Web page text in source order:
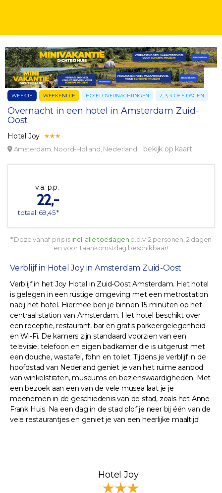
WEEKJE WEEKENDJE HOTELOVERNACHTINGEN 2, 3, 4 OF 5 DAGEN
Overnacht in een hotel in Amsterdam Zuid-
Oost
Hotel Joy
Amsterdam, Noord-Holland, Nederland bekijk op kaart
v.a. p.p.
22,-
totaal: 69,45 *
* Deze vanaf-prijs isincl. alle toeslagen o.b.v. 2 personen, 2 dagen
en voor 1 aankomstdag beschikbaar!
Verblijf in Hotel Joy in Amsterdam Zuid-Oost
Verblijf in het Joy Hotel in Zuid-Oost Amsterdam. Het hotel
is gelegen in een rustige omgeving met een metrostation
nabij het hotel. Hiermee ben je binnen 15 minuten op het
centraal station van Amsterdam. Het hotel beschikt over
een receptie, restaurant, bar en gratis parkeergelegenheid
en Wi-Fi. De kamers zijn standaard voorzien van een
televisie, telefoon en eigen badkamer die is uitgerust met
een douche, wastafel, föhn en toilet. Tijdens je verblijf in de
hoofdstad van Nederland geniet je van het ruime aanbod
van winkelstraten, museums en bezienswaardigheden. Met
een bezoek aan een van de vele musea laat je je
meenemen in de geschiedenis van de stad, zoals het Anne
Frank Huis. Na een dag in de stad plof je neer bij één van de
vele restaurantjes en geniet je van een heerlijke maaltijd!
Hotel Joy